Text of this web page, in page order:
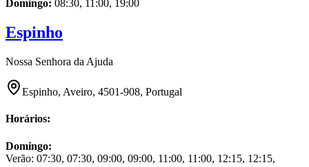
Domingo: 08:30, 11:00, 19:00
Espinho
Nossa Senhora da Ajuda
Espinho, Aveiro, 4501-908, Portugal
Horários:
Domingo:
Verão: 07:30, 07:30, 09:00, 09:00, 11:00, 11:00, 12:15, 12:15,